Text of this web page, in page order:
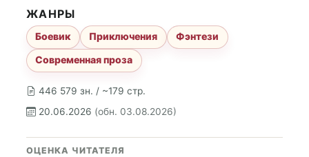
446 579 зн. / ~179 стр.
20.06.2026 (обн. 03.08.2026)
ЖАНРЫ
Боевик Приключения
Фэнтези
Современная проза
ОЦЕНКА ЧИТАТЕЛЯ